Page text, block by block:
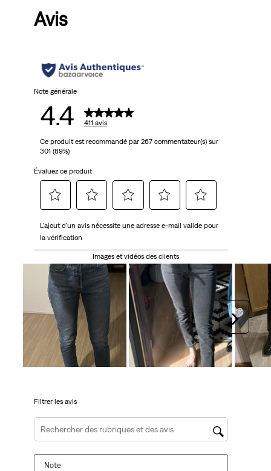
Avis
Note générale
4.4 411 avis
Ce produit est recommandé par 267 commentateur(s) sur
301 (89%)
Évaluez ce produit
pour
attribuer
l'article.
Cette
action
ouvrira
le
formulaire
de
pour
attribuer
2 étoiles
à
l'article.
Cette
action
ouvrira
le
formulaire
de
pour
3 étoiles
à
l'article.
Cette
action
ouvrira
formulaire
pour
4 étoiles
à
l'article.
Cette
action
ouvrira
formulaire
de
pour
à
l'article.
Cette
action
ouvrira
le
formulaire
de
L'ajout d'un avis nécessite une adresse e-mail valide pour
la vérification
Images et vidéos des clients
Filtrer les avis
Zone de recherche de sujet et d'avis
Note